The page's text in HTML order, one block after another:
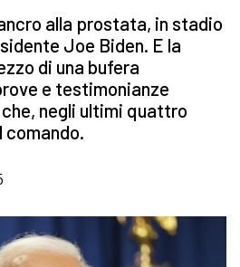
alla prostata, in stadio
Joe Biden. E la
di una bufera
e testimonianze
negli ultimi quattro
comando.